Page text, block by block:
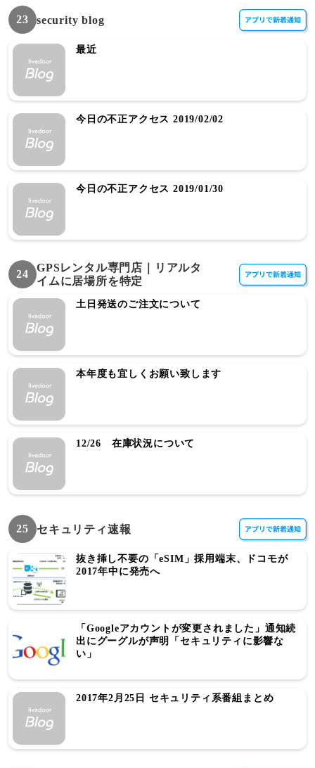
23 security blog
最近
今日の不正アクセス 2019/02/02
今日の不正アクセス 2019/01/30
24
GPSレンタル専門店｜リアルタ
イムに居場所を特定
土日発送のご注文について
本年度も宜しくお願い致します
12/26 在庫状況について
25 セキュリティ速報
抜き挿し不要の「eSIM」採用端末、ドコモが
2017年中に発売へ
「Googleアカウントが変更されました」通知続
出にグーグルが声明「セキュリティに影響な
い」
2017年2月25日 セキュリティ系番組まとめ